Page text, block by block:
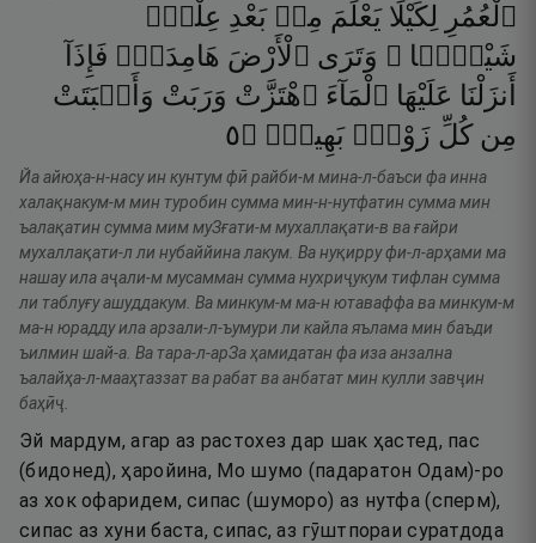
ٱلْعُمُرِ لِكَيْلَا يَعْلَمَ مِنۢ بَعْدِ عِلْمٍۢ
شَيْـًۭٔا ۚ وَتَرَى ٱلْأَرْضَ هَامِدَةًۭ فَإِذَآ
أَنزَلْنَا عَلَيْهَا ٱلْمَآءَ ٱهْتَزَّتْ وَرَبَتْ وَأَنۢبَتَتْ
مِن كُلِّ زَوْجٍۭ بَهِيجٍۢ ۝٥
Йа айюҳа-н-насу ин кунтум фӣ райби-м мина-л-баъси фа инна
халақнакум-м мин туробин сумма мин-н-нутфатин сумма мин
ъалақатин сумма мим муЗғати-м мухаллақати-в ва ғайри
мухаллақати-л ли нубаййина лакум. Ва нуқирру фи-л-арҳами ма
нашау ила аҷали-м мусамман сумма нухриҷукум тифлан сумма
ли таблуғу ашуддакум. Ва минкум-м ма-н ютаваффа ва минкум-м
ма-н юрадду ила арзали-л-ъумури ли кайла яълама мин баъди
ъилмин шай-а. Ва тара-л-арЗа ҳамидатан фа иза анзална
ъалайҳа-л-мааҳтаззат ва рабат ва анбатат мин кулли завҷин
баҳӣҷ.
Эй мардум, агар аз растохез дар шак ҳастед, пас
(бидонед), ҳаройина, Мо шумо (падаратон Одам)-ро
аз хок офаридем, сипас (шуморо) аз нутфа (сперм),
сипас аз хуни баста, сипас, аз гӯштпораи суратдода